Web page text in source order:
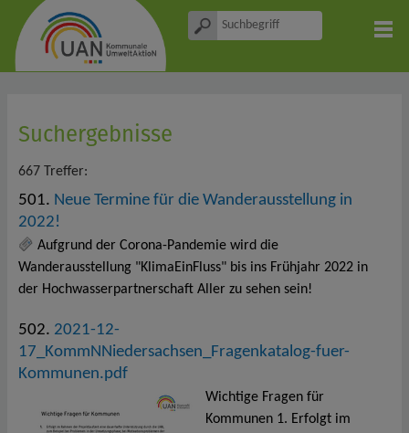
Suchergebnisse
667 Treffer:
501. Neue Termine für die Wanderausstellung in
2022!
Aufgrund der Corona-Pandemie wird die
Wanderausstellung "KlimaEinFluss" bis ins Frühjahr 2022 in
der Hochwasserpartnerschaft Aller zu sehen sein!
502. 2021-12-
17_KommNNiedersachsen_Fragenkatalog-fuer-
Kommunen.pdf
Wichtige Fragen für
Kommunen 1. Erfolgt im